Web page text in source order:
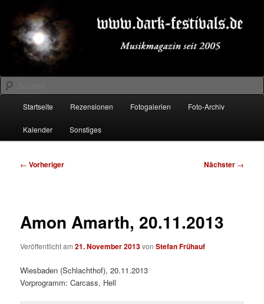
primären
Inhalt
springenDARK-FESTIVALS.DE
Suchen
Startseite Rezensionen Fotogalerien Foto-Archiv
Kalender Sonstiges
Beitragsnavigation
← Vorheriger Nächster →
Amon Amarth, 20.11.2013
Veröffentlicht am21. November 2013vonStefan Frühauf
Wiesbaden (Schlachthof), 20.11.2013
Vorprogramm: Carcass, Hell